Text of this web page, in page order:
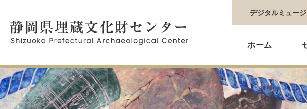
デジタルミュー
ホーム